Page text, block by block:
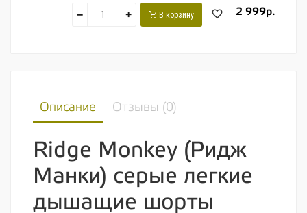
2 999р.
− + В корзину
Описание Отзывы (0)
Ridge Monkey (Ридж
Манки) серые легкие
дышащие шорты